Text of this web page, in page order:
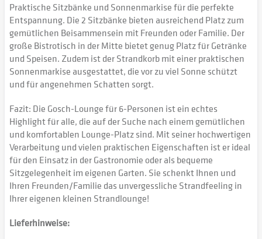
Praktische Sitzbänke und Sonnenmarkise für die perfekte
Entspannung. Die 2 Sitzbänke bieten ausreichend Platz zum
gemütlichen Beisammensein mit Freunden oder Familie. Der
große Bistrotisch in der Mitte bietet genug Platz für Getränke
und Speisen. Zudem ist der Strandkorb mit einer praktischen
Sonnenmarkise ausgestattet, die vor zu viel Sonne schützt
und für angenehmen Schatten sorgt.
Fazit: Die Gosch-Lounge für 6-Personen ist ein echtes
Highlight für alle, die auf der Suche nach einem gemütlichen
und komfortablen Lounge-Platz sind. Mit seiner hochwertigen
Verarbeitung und vielen praktischen Eigenschaften ist er ideal
für den Einsatz in der Gastronomie oder als bequeme
Sitzgelegenheit im eigenen Garten. Sie schenkt Ihnen und
Ihren Freunden/Familie das unvergessliche Strandfeeling in
Ihrer eigenen kleinen Strandlounge!
Lieferhinweise: